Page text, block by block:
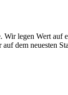
legen Wert
dem neuesten